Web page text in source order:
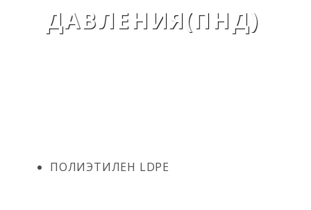
ДАВЛЕНИЯ(ПНД)
ПОЛИЭТИЛЕН LDPE